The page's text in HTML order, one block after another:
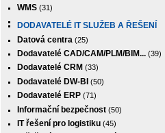
WMS (31)
DODAVATELÉ IT SLUŽEB A ŘEŠENÍ
Datová centra (25)
Dodavatelé CAD/CAM/PLM/BIM... (39)
Dodavatelé CRM (33)
Dodavatelé DW-BI (50)
Dodavatelé ERP (71)
Informační bezpečnost (50)
IT řešení pro logistiku (45)